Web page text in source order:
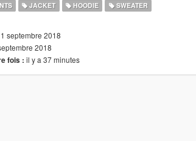
JACKET HOODIE SWEATER
septembre 2018
2018
fois : il y a 37 minutes